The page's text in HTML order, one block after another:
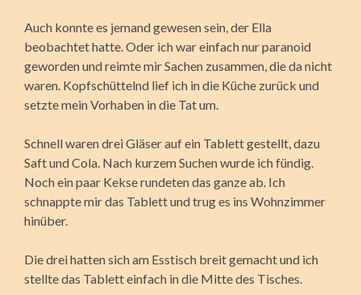
Auch konnte es jemand gewesen sein, der Ella
beobachtet hatte. Oder ich war einfach nur paranoid
geworden und reimte mir Sachen zusammen, die da nicht
waren. Kopfschüttelnd lief ich in die Küche zurück und
setzte mein Vorhaben in die Tat um.
Schnell waren drei Gläser auf ein Tablett gestellt, dazu
Saft und Cola. Nach kurzem Suchen wurde ich fündig.
Noch ein paar Kekse rundeten das ganze ab. Ich
schnappte mir das Tablett und trug es ins Wohnzimmer
hinüber.
Die drei hatten sich am Esstisch breit gemacht und ich
stellte das Tablett einfach in die Mitte des Tisches.